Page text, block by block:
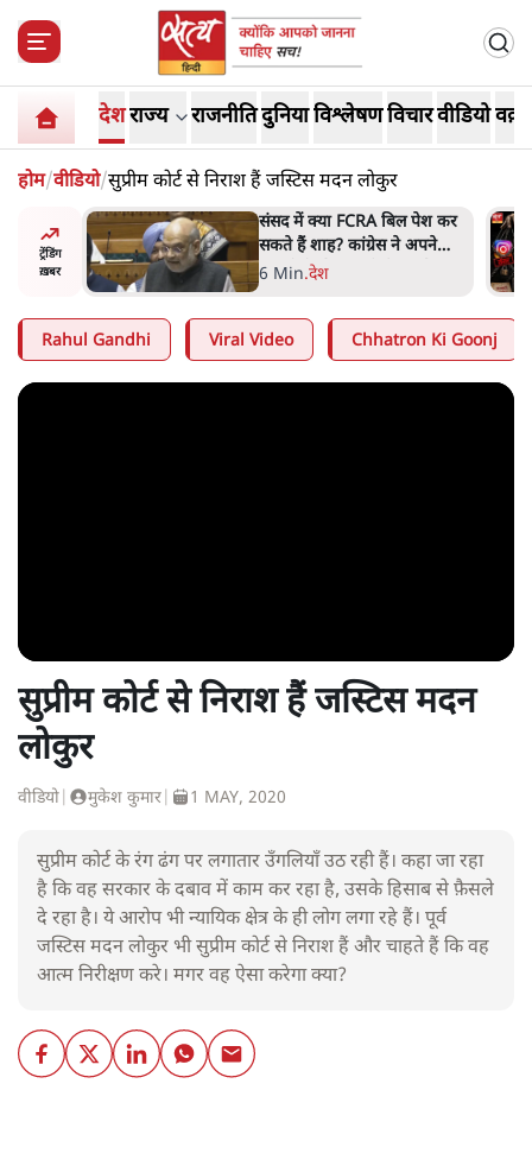
देशराज्य राजनीतिदुनियाविश्लेषणविचारवीडियो
होम/वीडियो/सुप्रीम कोर्ट से निराश हैं जस्टिस मदन लोकुर
ट्रेंडिंग
ख़बर
किसका
संसद में क्या FCRA बिल पेश कर
सकते हैं शाह? कांग्रेस ने अपने
सांसदों के लिए जारी किया व्हिप
6 Min.देश
Rahul Gandhi Viral Video Chhatron Ki Goonj
सुप्रीम कोर्ट से निराश हैं जस्टिस मदन
लोकुर
वीडियो मुकेश कुमार 1 MAY, 2020
सुप्रीम कोर्ट के रंग ढंग पर लगातार उँगलियाँ उठ रही हैं। कहा जा रहा
है कि वह सरकार के दबाव में काम कर रहा है, उसके हिसाब से फ़ैसले
दे रहा है। ये आरोप भी न्यायिक क्षेत्र के ही लोग लगा रहे हैं। पूर्व
जस्टिस मदन लोकुर भी सुप्रीम कोर्ट से निराश हैं और चाहते हैं कि वह
आत्म निरीक्षण करे। मगर वह ऐसा करेगा क्या?